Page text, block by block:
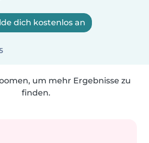
dich kostenlos an
um mehr Ergebnisse zu
finden.